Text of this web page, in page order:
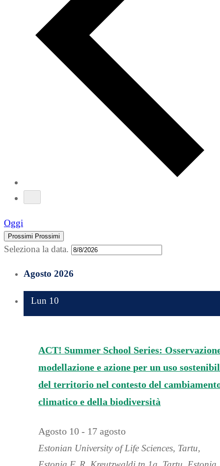
Oggi
Prossimi Prossimi
Seleziona la data.
Agosto 2026
Lun 10
ACT! Summer School Series:
modellazione e azione per un uso
del territorio nel contesto del
climatico e della biodiversità
Agosto 10 - 17 agosto
Estonian University of Life Sciences, Tartu,